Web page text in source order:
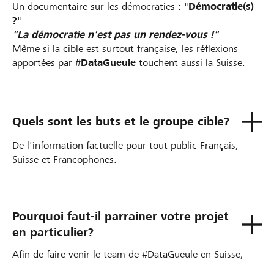
Un documentaire sur les démocraties : "Démocratie(s)
?"
"La démocratie n'est pas un rendez-vous !"
Même si la cible est surtout française, les réflexions
apportées par #DataGueule touchent aussi la Suisse.
Quels sont les buts et le groupe cible?
De l'information factuelle pour tout public Français,
Suisse et Francophones.
Pourquoi faut-il parrainer votre projet
en particulier?
Afin de faire venir le team de #DataGueule en Suisse,